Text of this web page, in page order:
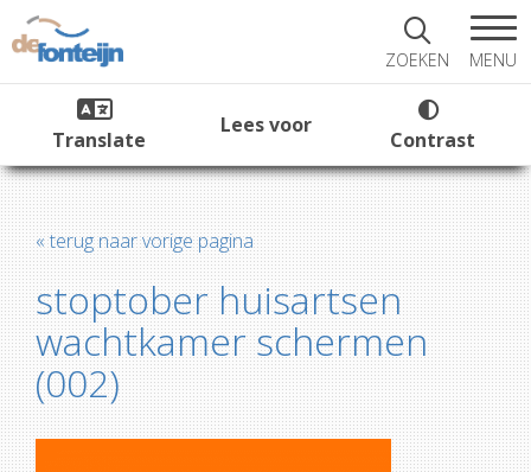
ZOEKEN MENU
Translate
Lees voor
Contrast
« terug naar vorige pagina
stoptober huisartsen
wachtkamer schermen
(002)